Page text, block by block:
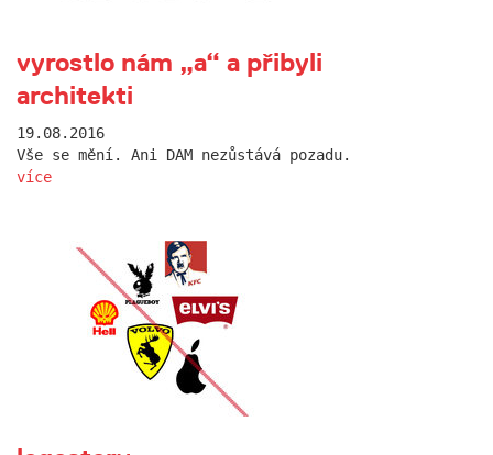
vyrostlo nám „a“ a přibyli
architekti
19.08.2016
Vše se mění. Ani DAM nezůstává pozadu.
více